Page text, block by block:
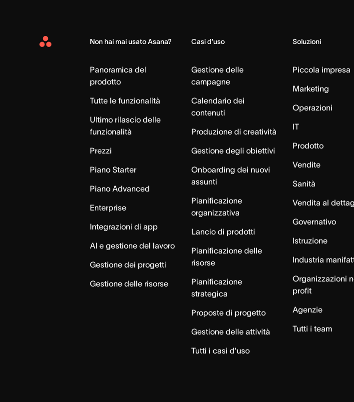
Asana
Non hai mai usato Asana?
Panoramica del
prodotto
Tutte le funzionalità
Ultimo rilascio delle
funzionalità
Prezzi
Piano Starter
Piano Advanced
Enterprise
Integrazioni di app
AI e gestione del lavoro
Gestione dei progetti
Gestione delle risorse
Casi d’uso
Gestione delle
campagne
Calendario dei
contenuti
Produzione di creatività
Gestione degli obiettivi
Onboarding dei nuovi
assunti
Pianificazione
organizzativa
Lancio di prodotti
Pianificazione delle
risorse
Pianificazione
strategica
Proposte di progetto
Gestione delle attività
Tutti i casi d’uso
Soluzioni
Piccola impresa
Marketing
Operazioni
IT
Prodotto
Vendite
Sanità
Vendita al
Governativo
Istruzione
Industria
Organizzazioni
profit
Agenzie
Tutti i team